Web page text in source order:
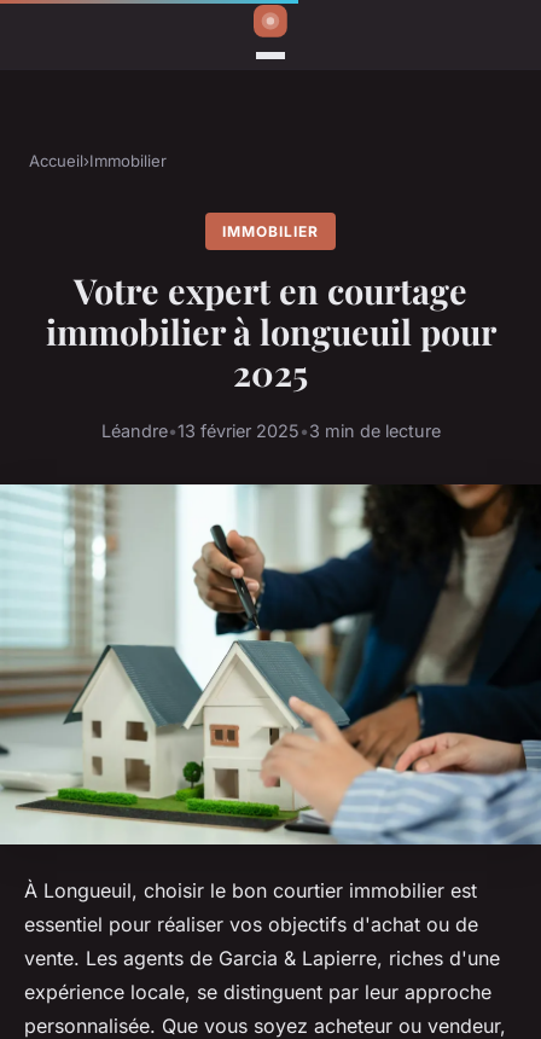
Accueil›Immobilier
IMMOBILIER
Votre expert en courtage
immobilier à longueuil pour
2025
Léandre•13 février 2025•3 min de lecture
À Longueuil, choisir le bon courtier immobilier est
essentiel pour réaliser vos objectifs d'achat ou de
vente. Les agents de Garcia & Lapierre, riches d'une
expérience locale, se distinguent par leur approche
personnalisée. Que vous soyez acheteur ou vendeur,